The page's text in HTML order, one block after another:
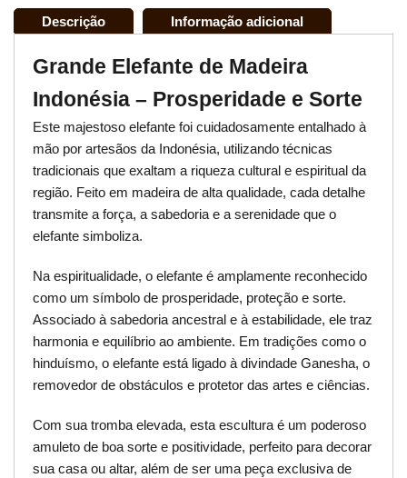
Descrição Informação adicional
Grande Elefante de Madeira
Indonésia – Prosperidade e Sorte
Este majestoso elefante foi cuidadosamente entalhado à
mão por artesãos da Indonésia, utilizando técnicas
tradicionais que exaltam a riqueza cultural e espiritual da
região. Feito em madeira de alta qualidade, cada detalhe
transmite a força, a sabedoria e a serenidade que o
elefante simboliza.
Na espiritualidade, o elefante é amplamente reconhecido
como um símbolo de prosperidade, proteção e sorte.
Associado à sabedoria ancestral e à estabilidade, ele traz
harmonia e equilíbrio ao ambiente. Em tradições como o
hinduísmo, o elefante está ligado à divindade Ganesha, o
removedor de obstáculos e protetor das artes e ciências.
Com sua tromba elevada, esta escultura é um poderoso
amuleto de boa sorte e positividade, perfeito para decorar
sua casa ou altar, além de ser uma peça exclusiva de